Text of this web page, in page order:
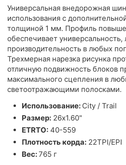
Универсальная внедорожная
использования с
толщиной 1 мм. Профиль
обеспечивает
производительность в любых
Трехмерная нарезка рисунка
отличную подвижность блоков
максимального сцепления в
светоотражающими полосками.
Использование: City / Trail
Размер: 26x1.60"
ETRTO: 40-559
Плотность корда: 22TPI/EPI
Вес:765 г